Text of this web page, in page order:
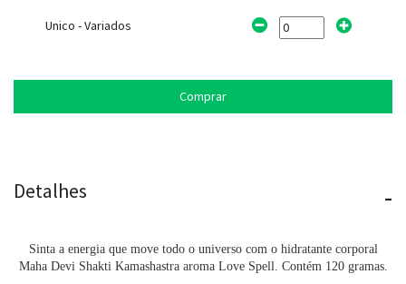
Unico - Variados
Comprar
Detalhes -
Sinta a energia que move todo o universo com o hidratante corporal
Maha Devi Shakti Kamashastra aroma Love Spell. Contém 120 gramas.